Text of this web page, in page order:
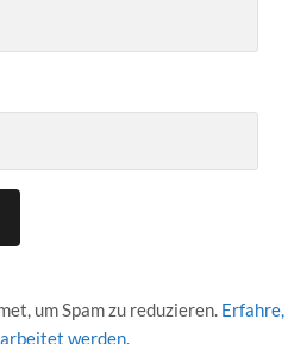
um Spam zu reduzieren. Erfahre,
werden.